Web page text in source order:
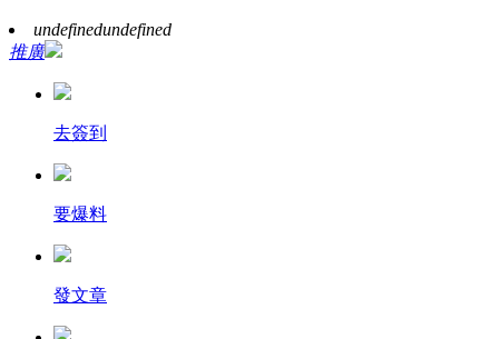
undefinedundefined
推廣
去簽到
要爆料
發文章